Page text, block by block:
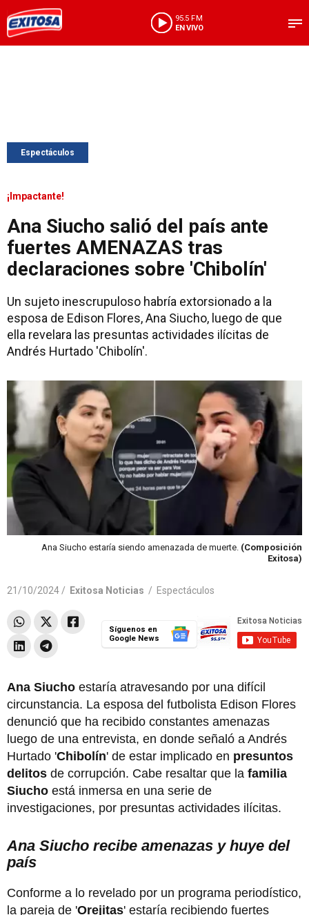
95.5 FM
EN VIVO
Espectáculos
¡Impactante!
Ana Siucho salió del país ante
fuertes AMENAZAS tras
declaraciones sobre 'Chibolín'
Un sujeto inescrupuloso habría extorsionado a la
esposa de Edison Flores, Ana Siucho, luego de que
ella revelara las presuntas actividades ilícitas de
Andrés Hurtado 'Chibolín'.
Ana Siucho estaría siendo amenazada de muerte. (Composición
Exitosa)
21/10/2024 / Exitosa Noticias / Espectáculos
Síguenos en
Google News
Ana Siucho estaría atravesando por una difícil
circunstancia. La esposa del futbolista Edison Flores
denunció que ha recibido constantes amenazas
luego de una entrevista, en donde señaló a Andrés
Hurtado 'Chibolín' de estar implicado en presuntos
delitos de corrupción. Cabe resaltar que la familia
Siucho está inmersa en una serie de
investigaciones, por presuntas actividades ilícitas.
Ana Siucho recibe amenazas y huye del
país
Conforme a lo revelado por un programa periodístico,
la pareja de 'Orejitas' estaría recibiendo fuertes